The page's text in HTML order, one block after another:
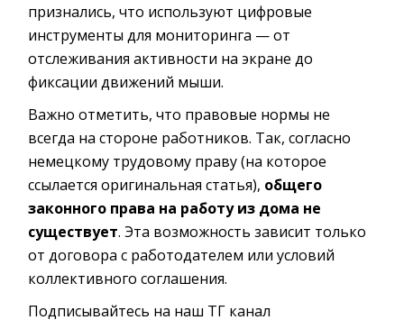
признались, что используют цифровые
инструменты для мониторинга — от
отслеживания активности на экране до
фиксации движений мыши.
Важно отметить, что правовые нормы не
всегда на стороне работников. Так, согласно
немецкому трудовому праву (на которое
ссылается оригинальная статья), общего
законного права на работу из дома не
существует. Эта возможность зависит только
от договора с работодателем или условий
коллективного соглашения.
Подписывайтесь на наш ТГ канал